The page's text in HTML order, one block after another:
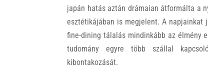
japán hatás aztán drámaian átformálta a
esztétikájában is megjelent. A napjainkat
fine-dining tálalás mindinkább az élmény
tudomány egyre több szállal
kibontakozását.